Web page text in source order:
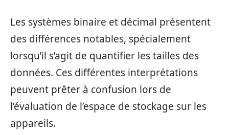
Les systèmes binaire et décimal présentent
des différences notables, spécialement
lorsqu’il s’agit de quantifier les tailles des
données. Ces différentes interprétations
peuvent prêter à confusion lors de
l’évaluation de l’espace de stockage sur les
appareils.